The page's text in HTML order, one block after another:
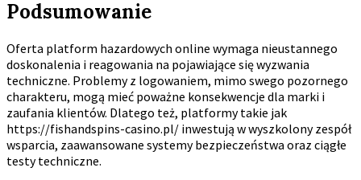
Podsumowanie
Oferta platform hazardowych online wymaga nieustannego
doskonalenia i reagowania na pojawiające się wyzwania
techniczne. Problemy z logowaniem, mimo swego pozornego
charakteru, mogą mieć poważne konsekwencje dla marki i
zaufania klientów. Dlatego też, platformy takie jak
https://fishandspins-casino.pl/ inwestują w wyszkolony zespół
wsparcia, zaawansowane systemy bezpieczeństwa oraz ciągłe
testy techniczne.